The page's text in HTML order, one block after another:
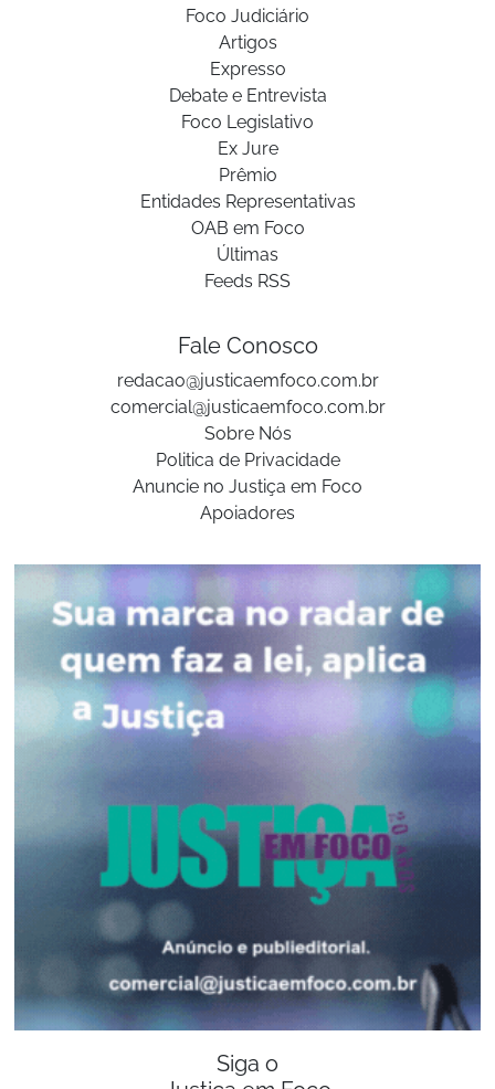
Foco Judiciário
Artigos
Expresso
Debate e Entrevista
Foco Legislativo
Ex Jure
Prêmio
Entidades Representativas
OAB em Foco
Últimas
Feeds RSS
Fale Conosco
redacao@justicaemfoco.com.br
comercial@justicaemfoco.com.br
Sobre Nós
Politica de Privacidade
Anuncie no Justiça em Foco
Apoiadores
Siga o